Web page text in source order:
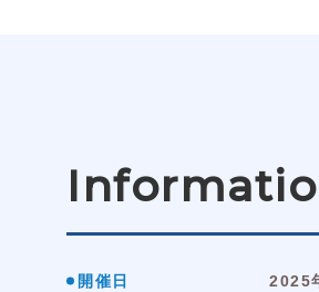
開催日 2025